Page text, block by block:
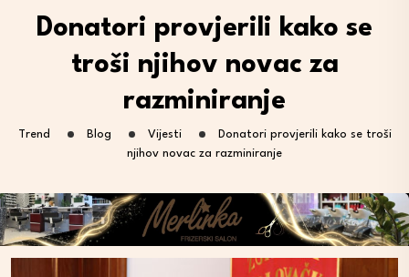
Donatori provjerili kako se
troši njihov novac za
razminiranje
Trend Blog Vijesti
Donatori provjerili kako se troši
njihov novac za razminiranje